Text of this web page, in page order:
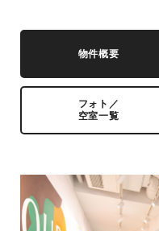
物件概要
フォト／
空室一覧